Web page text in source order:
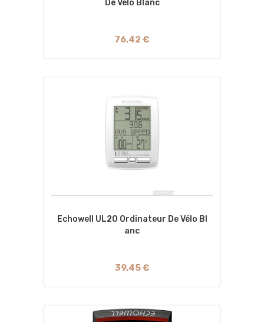
De Vélo Blanc
76,42 €
Echowell UL20 Ordinateur De Vélo Bl
Anc
39,45 €